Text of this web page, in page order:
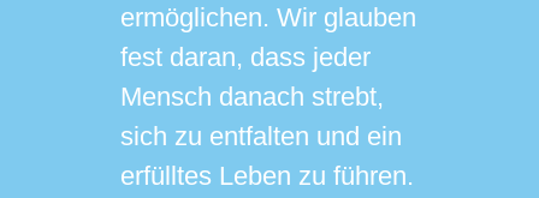
ermöglichen. Wir glauben
fest daran, dass jeder
Mensch danach strebt,
sich zu entfalten und ein
erfülltes Leben zu führen.